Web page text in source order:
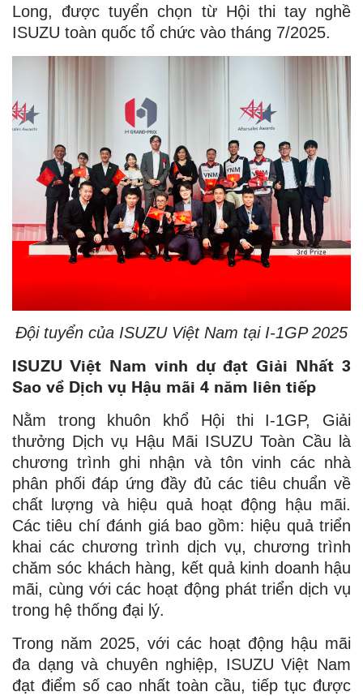
Long, được tuyển chọn từ Hội thi tay nghề
ISUZU toàn quốc tổ chức vào tháng 7/2025.
Đội tuyển của ISUZU Việt Nam tại I-1GP 2025
ISUZU Việt Nam vinh dự đạt Giải Nhất 3
Sao về Dịch vụ Hậu mãi 4 năm liên tiếp
Nằm trong khuôn khổ Hội thi I-1GP, Giải
thưởng Dịch vụ Hậu Mãi ISUZU Toàn Cầu là
chương trình ghi nhận và tôn vinh các nhà
phân phối đáp ứng đầy đủ các tiêu chuẩn về
chất lượng và hiệu quả hoạt động hậu mãi.
Các tiêu chí đánh giá bao gồm: hiệu quả triển
khai các chương trình dịch vụ, chương trình
chăm sóc khách hàng, kết quả kinh doanh hậu
mãi, cùng với các hoạt động phát triển dịch vụ
trong hệ thống đại lý.
Trong năm 2025, với các hoạt động hậu mãi
đa dạng và chuyên nghiệp, ISUZU Việt Nam
đạt điểm số cao nhất toàn cầu, tiếp tục được